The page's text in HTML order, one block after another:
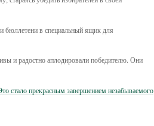
бюллетени в специальный ящик для
и радостно аплодировали победителю. Они
стало прекрасным завершением незабываемого